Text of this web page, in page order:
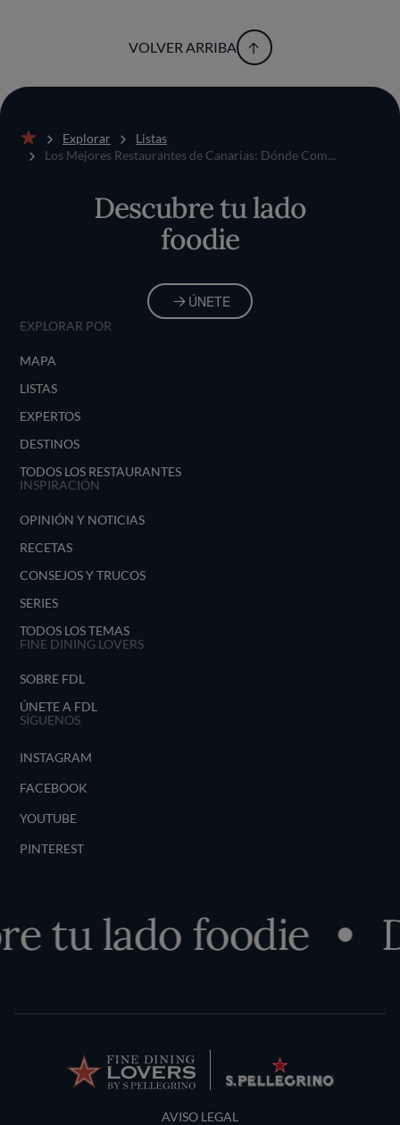
VOLVER ARRIBA
Inicio
Explorar
Listas
Los Mejores Restaurantes de Canarias: Dónde Com...
Descubre tu lado
foodie
ÚNETE
EXPLORAR POR
MAPA
LISTAS
EXPERTOS
DESTINOS
TODOS LOS RESTAURANTES
INSPIRACIÓN
OPINIÓN Y NOTICIAS
RECETAS
CONSEJOS Y TRUCOS
SERIES
TODOS LOS TEMAS
FINE DINING LOVERS
SOBRE FDL
ÚNETE A FDL
SÍGUENOS
INSTAGRAM
FACEBOOK
YOUTUBE
PINTEREST
tu lado foodie
Terms and Conditions
AVISO LEGAL